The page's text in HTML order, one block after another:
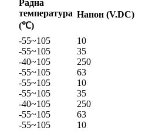
Радна
температура
(℃)
Напон (V.DC)
-55~105
10
-55~105
35
-40~105
250
-55~105
63
-55~105
10
-55~105
35
-40~105
250
-55~105
63
-55~105
10